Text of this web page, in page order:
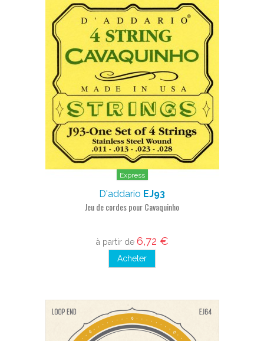
Express
D'addario EJ93
Jeu de cordes pour Cavaquinho
à partir de 6,72 €
Acheter